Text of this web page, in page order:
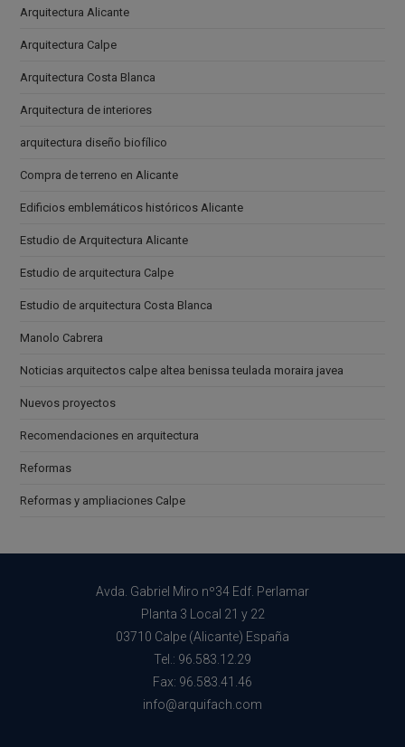
Arquitectura Alicante
Arquitectura Calpe
Arquitectura Costa Blanca
Arquitectura de interiores
arquitectura diseño biofílico
Compra de terreno en Alicante
Edificios emblemáticos históricos Alicante
Estudio de Arquitectura Alicante
Estudio de arquitectura Calpe
Estudio de arquitectura Costa Blanca
Manolo Cabrera
Noticias arquitectos calpe altea benissa teulada moraira javea
Nuevos proyectos
Recomendaciones en arquitectura
Reformas
Reformas y ampliaciones Calpe
Avda. Gabriel Miro nº34 Edf. Perlamar
Planta 3 Local 21 y 22
03710 Calpe (Alicante) España
Tel.: 96.583.12.29
Fax: 96.583.41.46
info@arquifach.com